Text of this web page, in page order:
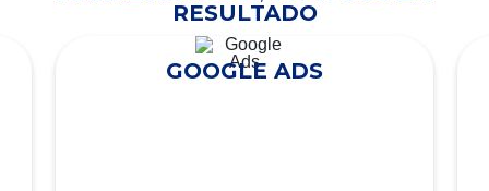
RESULTADO
GOOGLE ADS